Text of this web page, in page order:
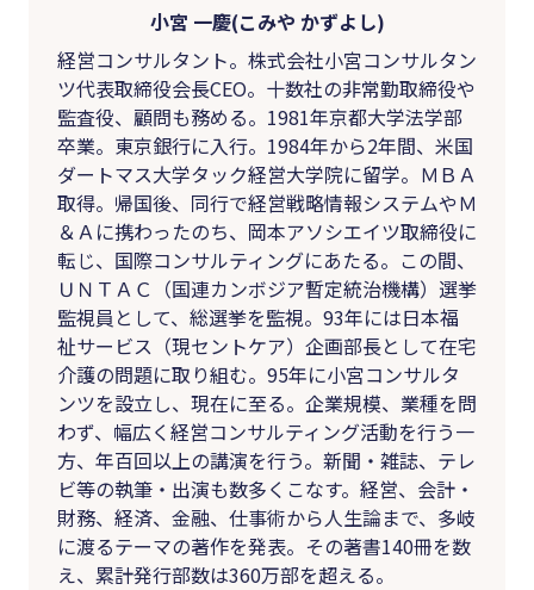
小宮 一慶(こみや かずよし)
経営コンサルタント。株式会社小宮コンサルタン
ツ代表取締役会長CEO。十数社の非常勤取締役や
監査役、顧問も務める。1981年京都大学法学部
卒業。東京銀行に入行。1984年から2年間、米国
ダートマス大学タック経営大学院に留学。ＭＢＡ
取得。帰国後、同行で経営戦略情報システムやＭ
＆Ａに携わったのち、岡本アソシエイツ取締役に
転じ、国際コンサルティングにあたる。この間、
ＵＮＴＡＣ（国連カンボジア暫定統治機構）選挙
監視員として、総選挙を監視。93年には日本福
祉サービス（現セントケア）企画部長として在宅
介護の問題に取り組む。95年に小宮コンサルタ
ンツを設立し、現在に至る。企業規模、業種を問
わず、幅広く経営コンサルティング活動を行う一
方、年百回以上の講演を行う。新聞・雑誌、テレ
ビ等の執筆・出演も数多くこなす。経営、会計・
財務、経済、金融、仕事術から人生論まで、多岐
に渡るテーマの著作を発表。その著書140冊を数
え、累計発行部数は360万部を超える。